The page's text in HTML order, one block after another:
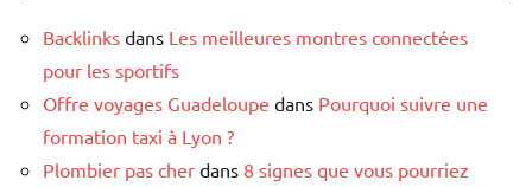
Backlinks dans Les meilleures montres connectées
pour les sportifs
Offre voyages Guadeloupe dans Pourquoi suivre une
formation taxi à Lyon ?
Plombier pas cher dans 8 signes que vous pourriez